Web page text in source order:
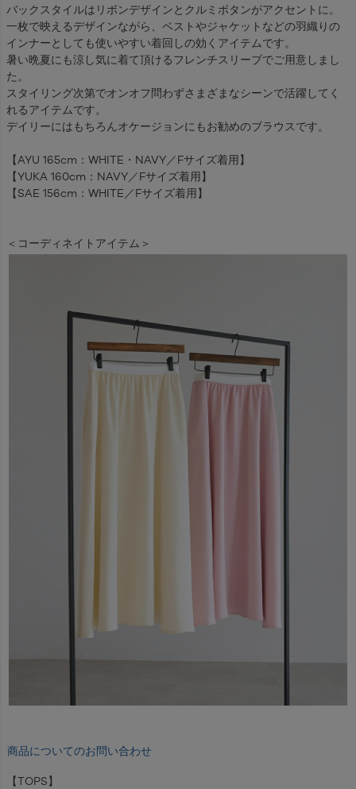
バックスタイルはリボンデザインとクルミボタンがアクセントに。
一枚で映えるデザインながら、ベストやジャケットなどの羽織りの
インナーとしても使いやすい着回しの効くアイテムです。
暑い晩夏にも涼し気に着て頂けるフレンチスリーブでご用意しまし
た。
スタイリング次第でオンオフ問わずさまざまなシーンで活躍してく
れるアイテムです。
デイリーにはもちろんオケージョンにもお勧めのブラウスです。
【AYU 165cm：WHITE・NAVY／Fサイズ着用】
【YUKA 160cm：NAVY／Fサイズ着用】
【SAE 156cm：WHITE／Fサイズ着用】
＜コーディネイトアイテム＞
商品についてのお問い合わせ
【TOPS】